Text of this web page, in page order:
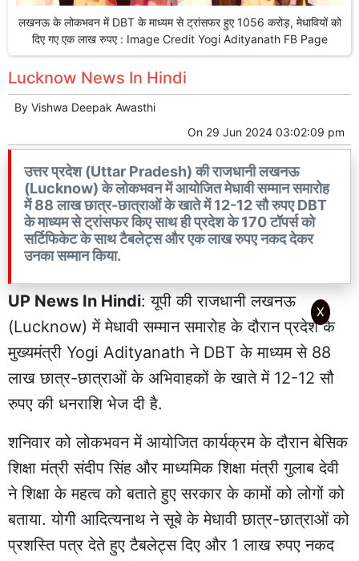
लखनऊ के लोकभवन में DBT के माध्यम से ट्रांसफर हुए 1056 करोड़, मेधावियों को
दिए गए एक लाख रुपए : Image Credit Yogi Adityanath FB Page
Lucknow News In Hindi
By Vishwa Deepak Awasthi
On 29 Jun 2024 03:02:09 pm
उत्तर प्रदेश (Uttar Pradesh) की राजधानी लखनऊ
(Lucknow) के लोकभवन में आयोजित मेधावी सम्मान समारोह
में 88 लाख छात्र-छात्राओं के खाते में 12-12 सौ रुपए DBT
के माध्यम से ट्रांसफर किए साथ ही प्रदेश के 170 टॉपर्स को
सर्टिफिकेट के साथ टैबलेट्स और एक लाख रुपए नकद देकर
उनका सम्मान किया.
UP News In Hindi: यूपी की राजधानी लखनऊ
(Lucknow) में मेधावी सम्मान समारोह के दौरान प्रदेश के
मुख्यमंत्री Yogi Adityanath ने DBT के माध्यम से 88
लाख छात्र-छात्राओं के अभिवाहकों के खाते में 12-12 सौ
रुपए की धनराशि भेज दी है.
शनिवार को लोकभवन में आयोजित कार्यक्रम के दौरान बेसिक
शिक्षा मंत्री संदीप सिंह और माध्यमिक शिक्षा मंत्री गुलाब देवी
ने शिक्षा के महत्व को बताते हुए सरकार के कामों को लोगों को
बताया. योगी आदित्यनाथ ने सूबे के मेधावी छात्र-छात्राओं को
प्रशस्ति पत्र देते हुए टैबलेट्स दिए और 1 लाख रुपए नकद
X